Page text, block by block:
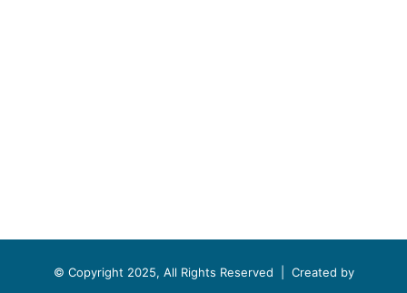
© Copyright 2025, All Rights Reserved | Created by